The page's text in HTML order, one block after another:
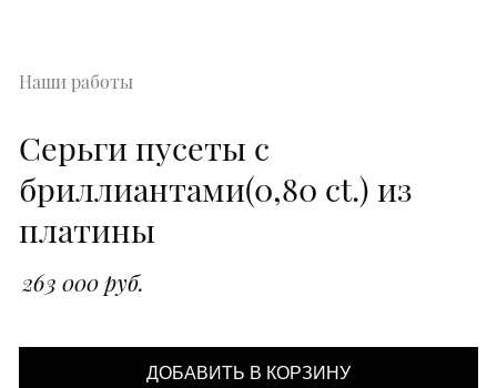
Наши работы
Серьги пусеты с
бриллиантами(0,80 ct.) из
платины
263 000 руб.
ДОБАВИТЬ В КОРЗИНУ